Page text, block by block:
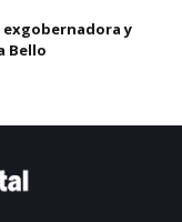
y
Bello